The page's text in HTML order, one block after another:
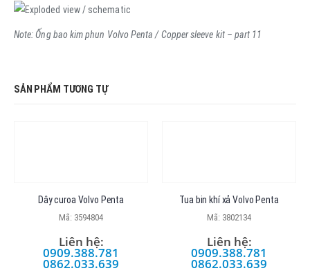
Note: Ống bao kim phun Volvo Penta / Copper sleeve kit – part 11
SẢN PHẨM TƯƠNG TỰ
Dây curoa Volvo Penta
Mã: 3594804
Liên hệ:
0909.388.781
0862.033.639
Tua bin khí xả Volvo Penta
Mã: 3802134
Liên hệ:
0909.388.781
0862.033.639